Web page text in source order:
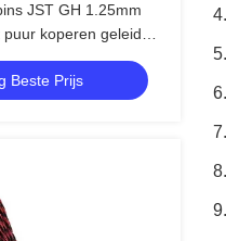
JST GH 1.25mm
koperen geleider
lengte voor
Beste Prijs
4.
6.
7.
8.